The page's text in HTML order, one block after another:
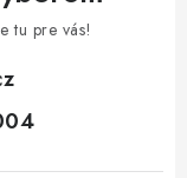
tu pre vás!